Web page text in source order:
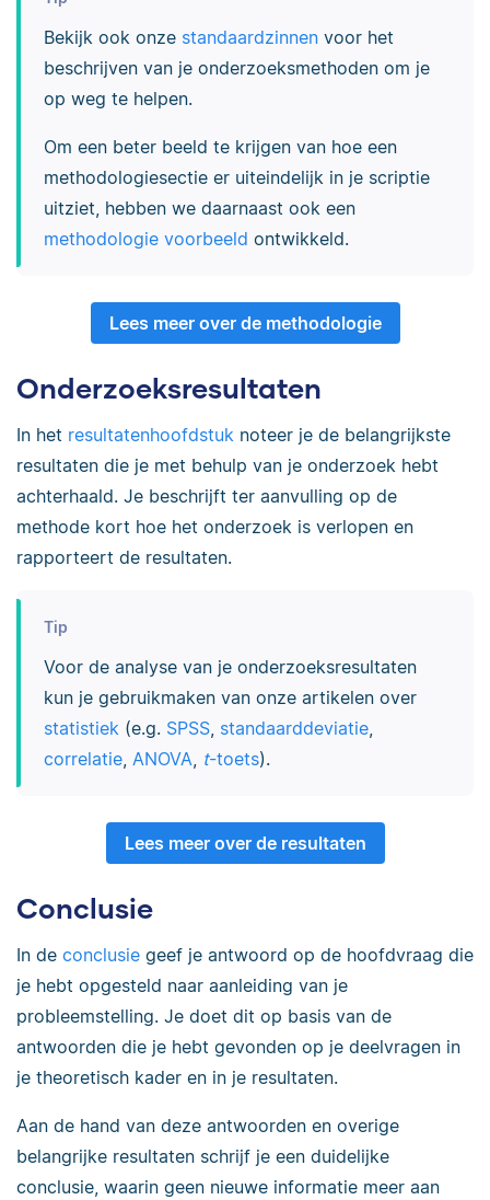
Bekijk ook onze standaardzinnenvoor het
beschrijven van je onderzoeksmethoden om je
op weg te helpen.
Om een beter beeld te krijgen van hoe een
methodologiesectie er uiteindelijk in je scriptie
uitziet, hebben we daarnaast ook een
methodologie voorbeeld ontwikkeld.
Lees meer over de methodologie
Onderzoeksresultaten
In het resultatenhoofdstuk noteer je de belangrijkste
resultaten die je met behulp van je onderzoek hebt
achterhaald. Je beschrijft ter aanvulling op de
methode kort hoe het onderzoek is verlopen en
rapporteert de resultaten.
Tip
Voor de analyse van je onderzoeksresultaten
kun je gebruikmaken van onze artikelen over
statistiek (e.g. SPSS, standaarddeviatie,
correlatie, ANOVA t-toets).
Lees meer over de resultaten
Conclusie
In de conclusie geef je antwoord op de hoofdvraag die
je hebt opgesteld naar aanleiding van je
probleemstelling. Je doet dit op basis van de
antwoorden die je hebt gevonden op je deelvragen in
je theoretisch kader en in je resultaten.
Aan de hand van deze antwoorden en overige
belangrijke resultaten schrijf je een duidelijke
conclusie, waarin geen nieuwe informatie meer aan